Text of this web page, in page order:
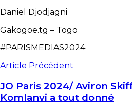
Daniel Djodjagni
Gakogoe.tg – Togo
#PARISMEDIAS2024
Article Précédent
JO Paris 2024/ Aviron
Komlanvi a tout donné